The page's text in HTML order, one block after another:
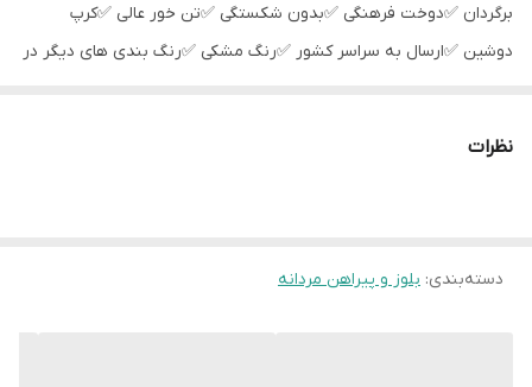
آستین64 سانت ، طول لباس 70سانت
برگردان ✅دوخت فرهنگی ✅بدون شکستگی ✅تن خور عالی ✅کرپ
دوشین ✅ارسال به سراسر کشور ✅رنگ مشکی ✅رنگ بندی های دیگر در
نظرات
دسته‌بندی: بلوز و پیراهن مردانه